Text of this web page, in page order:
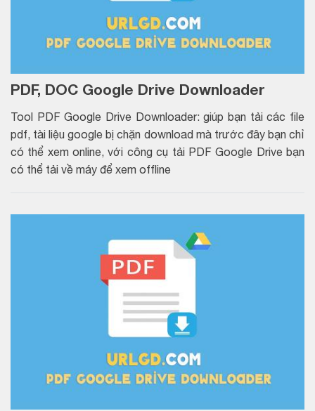
PDF, DOC Google Drive Downloader
Tool PDF Google Drive Downloader: giúp bạn tải các file
pdf, tài liệu google bị chặn download mà trước đây bạn chỉ
có thể xem online, với công cụ tải PDF Google Drive bạn
có thể tải về máy để xem offline